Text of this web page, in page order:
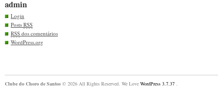
admin
Login
Posts RSS
RSS dos comentários
WordPress.org
Clube do Choro de Santos © 2026 All Rights Reserved. We Love WordPress 3.7.37 .